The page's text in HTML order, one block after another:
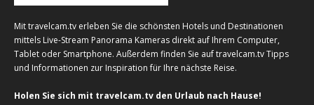
Mit travelcam.tv erleben Sie die schönsten Hotels und Destinationen
mittels Live-Stream Panorama Kameras direkt auf Ihrem Computer,
Tablet oder Smartphone. Außerdem finden Sie auf travelcam.tv Tipps
und Informationen zur Inspiration für Ihre nächste Reise.
Holen Sie sich mit travelcam.tv den Urlaub nach Hause!